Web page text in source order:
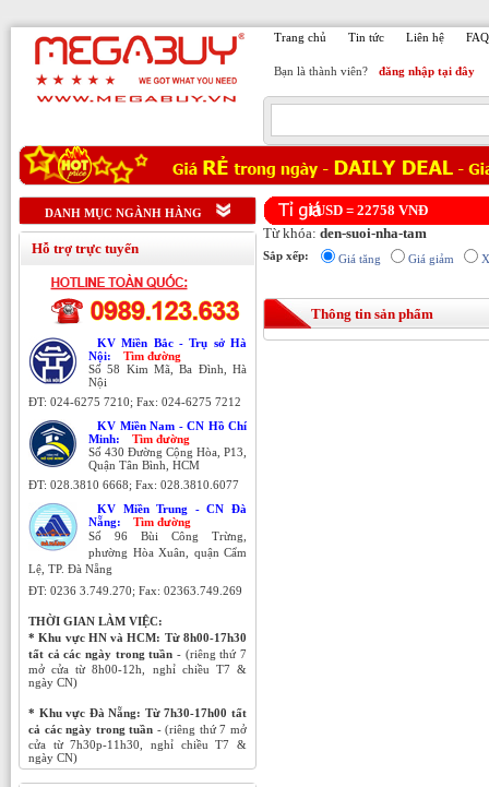
Trang chủ Tin tức Liên hệ FAQ
Bạn là thành viên? đăng nhập tại đây
DANH MỤC NGÀNH HÀNG
Hỗ trợ trực tuyến
KV Miền Bắc - Trụ sở Hà
Nội:
Tìm đường
Số 58 Kim Mã, Ba Đình, Hà
Nội
ĐT: 024-6275 7210; Fax: 024-6275 7212
KV Miền Nam - CN Hồ Chí
Minh:
Tìm đường
Số 430 Đường Cộng Hòa, P13,
Quận Tân Bình, HCM
ĐT: 028.3810 6668; Fax: 028.3810.6077
KV Miền Trung - CN Đà
Nẵng:
Tìm đường
Số 96 Bùi Công Trừng,
phường Hòa Xuân, quận Cẩm
Lệ, TP. Đà Nẵng
ĐT: 0236 3.749.270; Fax: 02363.749.269
THỜI GIAN LÀM VIỆC:
* Khu vực HN và HCM: Từ 8h00-17h30
tất cả các ngày trong tuần - (riêng thứ 7
mở cửa từ 8h00-12h, nghỉ chiều T7 &
ngày CN)
* Khu vực Đà Nẵng: Từ 7h30-17h00 tất
cả các ngày trong tuần - (riêng thứ 7 mở
cửa từ 7h30p-11h30, nghỉ chiều T7 &
ngày CN)
1USD = 22758 VNĐ
Từ khóa: den-suoi-nha-tam
Sắp xếp: Giá tăng Giá giảm
Thông tin sản phẩm